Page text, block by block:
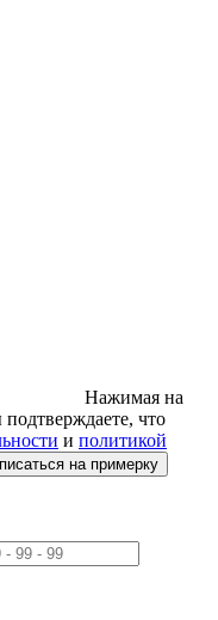
Нажимая на
что
и политикой
на примерку